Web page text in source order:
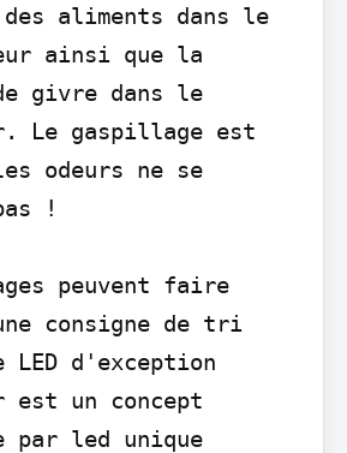
des aliments dans le
ainsi que la
givre dans le
Le gaspillage est
odeurs ne se
!
peuvent faire
consigne de tri
d'exception
est un concept
par led unique